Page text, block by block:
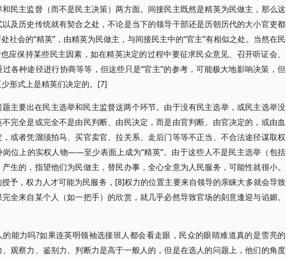
民主监督（而不是民主决策）两方面。间接民主既然是精英为民做主，那么这
及历史传统就有契合之处，不论是当下的领导干部还是历朝历代的大小官吏都
社会的“精英”，由精英为民做主，与间接民主中的“官主”有相似之处。当然在民
应保持某些民主因素，如在精英决定的过程中要征求民众意见、召开听证会、
各种途径进行协商等等，但这些只是“官主”的参考，可能极大地影响决策，但
形式上是精英们决定的。[7]
主要出在民主选举和民主监督这两个环节。由于没有民主选举，或民主选举没
完全是或完全不是由民判断、由民决定，而是由官判断、由官决定的，或由血
或者凭溜须拍马、买官卖官、拉关系、走后门等等不正当、不合法途径谋取权
岗位上的实权人物——至少表面上成为“精英”。由于这些人不是民主选举（包括
生的，指望他们为民做主，替民办事，全心全意为人民服务，可能性就很小。
予，权力人才可能为民服务，[8]权力的位置主要来自领导的亲睐大多就会导致
全来自某个人（如一把手）的欣赏，就几乎必然导致官场的刻意逢迎与谄媚。
能力吗?如果连英明领袖选接班人都会看走眼，民众的眼睛难道真的是雪亮的
观察力、鉴别力、判断力是高于一般人的，但是在选人的问题上，他们的角度